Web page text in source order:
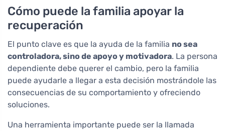
Cómo puede la familia apoyar la
recuperación
El punto clave es que la ayuda de la familia no sea
controladora, sino de apoyo y motivadora. La persona
dependiente debe querer el cambio, pero la familia
puede ayudarle a llegar a esta decisión mostrándole las
consecuencias de su comportamiento y ofreciendo
soluciones.
Una herramienta importante puede ser la llamada